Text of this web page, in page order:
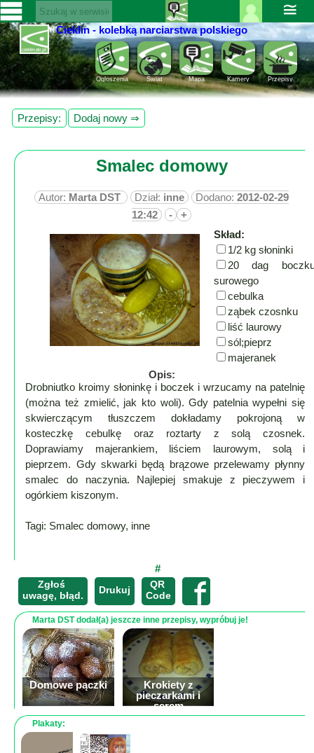
SERWISY
CIEKLIN-
SKI.PL
Wiadomości
Sport
Pogoda
Ciekawostki
Informacje
Przydatne
Plakaty
Parafia
Instytucje
Organizacje
OSP
Cieklin
Firmy
Historia
Okolica
Mapa
Beskid
Niski
Pogórze
Zaloguj
się ››
Rejestracja
Pomoc
≅
Cieklin - kolebką narciarstwa polskiego
Przepisy
Kamery
Mapa
Świat
Ogloszenia
Przepisy: Dodaj nowy ⇒
Smalec domowy
Autor: Marta DST Dział: inne Dodano:2012-02-29
12:42
-
+
Skład:
1/2 kg słoninki
20 dag
surowego
cebulka
ząbek czosnku
liść laurowy
sól;pieprz
majeranek
Opis:
Drobniutko kroimy słoninkę i boczek i wrzucamy na patelnię
(można też zmielić, jak kto woli). Gdy patelnia wypełni się
skwierczącym tłuszczem dokładamy pokrojoną w
kosteczkę cebulkę oraz roztarty z solą czosnek.
Doprawiamy majerankiem, liściem laurowym, solą i
pieprzem. Gdy skwarki będą brązowe przelewamy płynny
smalec do naczynia. Najlepiej smakuje z pieczywem i
ogórkiem kiszonym.
Tagi: Smalec domowy, inne
#
Zgłoś
uwagę, błąd.
Drukuj
QR
Code
Marta DST dodał(a) jeszcze inne przepisy, wypróbuj je!
Domowe pączki
Krokiety z
pieczarkami i
serem
Plakaty: